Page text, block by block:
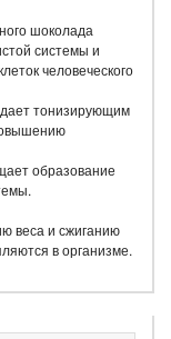
шоколада
системы и
человеческого
тонизирующим
образование
веса и сжиганию
в организме.